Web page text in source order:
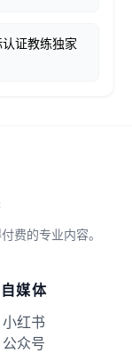
证教练独家
费的专业内容。
自媒体
小红书
公众号